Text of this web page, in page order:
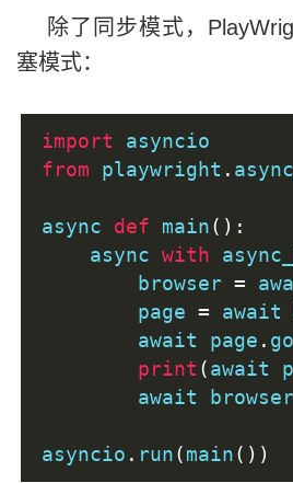
除了同步模式，
塞模式：
import asyncio
from playwright .
async def main():
    async
with
        browser
=
        page
= await
        await page
.
print (await
        await browser
asyncio . run(main())